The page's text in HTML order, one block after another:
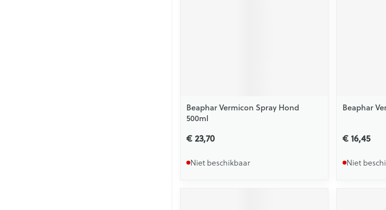
Beaphar Vermicon Spray Hond
500ml
€ 23,70
Niet beschikbaar
Beaphar
€ 16,45
Niet